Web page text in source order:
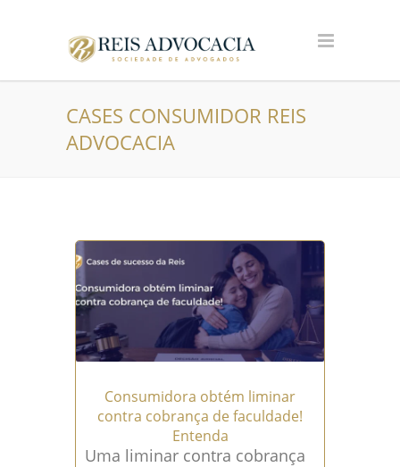
CASES CONSUMIDOR REIS
ADVOCACIA
Consumidora obtém liminar
contra cobrança de faculdade!
Entenda
Uma liminar contra cobrança